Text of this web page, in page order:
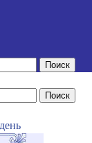
Поиск
Поиск